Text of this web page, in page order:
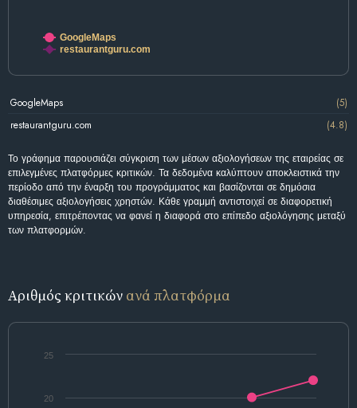
GoogleMaps
restaurantguru.com
GoogleMaps
(5)
restaurantguru.com
(4.8)
Το γράφημα παρουσιάζει σύγκριση των μέσων αξιολογήσεων της εταιρείας σε
επιλεγμένες πλατφόρμες κριτικών. Τα δεδομένα καλύπτουν αποκλειστικά την
περίοδο από την έναρξη του προγράμματος και βασίζονται σε δημόσια
διαθέσιμες αξιολογήσεις χρηστών. Κάθε γραμμή αντιστοιχεί σε διαφορετική
υπηρεσία, επιτρέποντας να φανεί η διαφορά στο επίπεδο αξιολόγησης μεταξύ
των πλατφορμών.
Αριθμός κριτικών ανά πλατφόρμα
20
25